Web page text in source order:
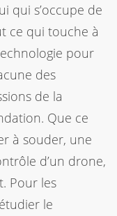
qui s’occupe de
ce qui touche à
pour
des
de la
Que ce
à souder, une
d’un drone,
Pour les
le